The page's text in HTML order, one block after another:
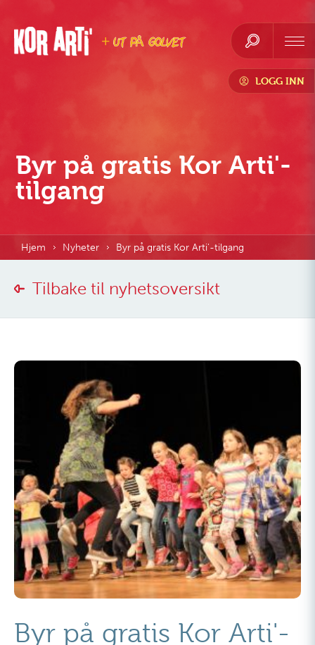
LOGG INN
Hjem Nyheter Byr på gratis Kor Arti'-tilgang
Byr på gratis Kor Arti'-
tilgang
Tilbake til nyhetsoversikt
Byr på gratis Kor Arti'-